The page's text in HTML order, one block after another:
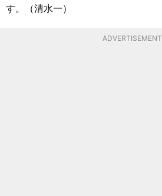
す。（清水一）
ADVERTISEMENT